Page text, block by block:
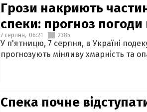
Грози накриють
спеки: прогноз погоди
7 серпня, 06:21 2385
У п'ятницю, 7 серпня, в Україні
прогнозують мінливу хмарність та
Спека почне